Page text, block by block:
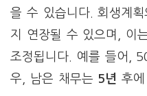
을 수 있습니다. 회생계
지 연장될 수 있으며, 이
조정됩니다. 예를 들어,
우, 남은 채무는 5년 후에